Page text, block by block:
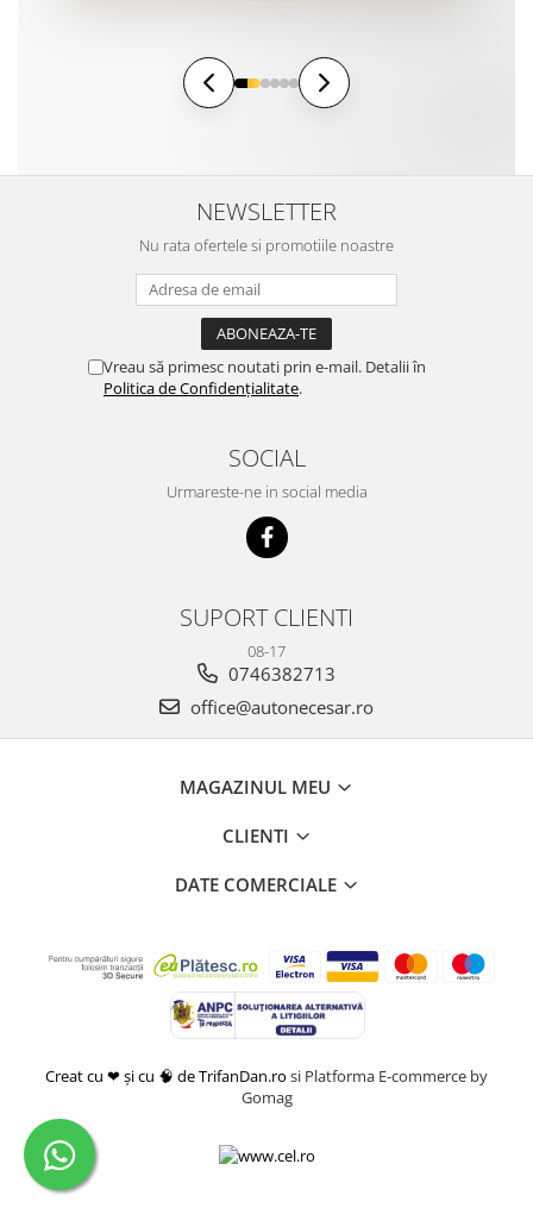
NEWSLETTER
Nu rata ofertele si promotiile noastre
Vreau să primesc noutati prin e-mail. Detalii în
Politica de Confidențialitate.
SOCIAL
Urmareste-ne in social media
SUPORT CLIENTI
08-17
0746382713
office@autonecesar.ro
MAGAZINUL MEU
CLIENTI
DATE COMERCIALE
Creat cu ❤ și cu 🧠 de TrifanDan.ro si Platforma E-commerce by
Gomag